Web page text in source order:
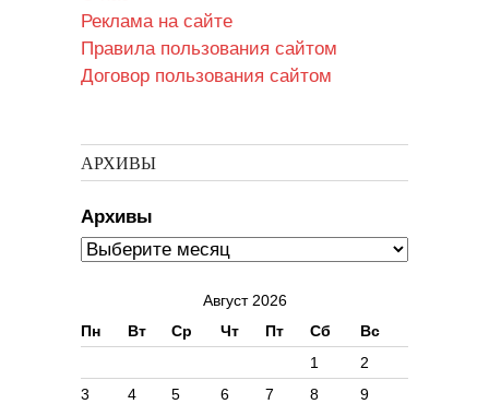
Реклама на сайте
Правила пользования сайтом
Договор пользования сайтом
АРХИВЫ
Архивы
Август 2026
Пн
Вт Ср Чт Пт Сб Вс
1
2
3
4 5 6 7 8
9